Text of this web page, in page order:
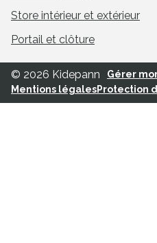
Store intérieur et extérieur
Portail et clôture
© 2026 Kidepann
Gérer
Mentions légalesProtection